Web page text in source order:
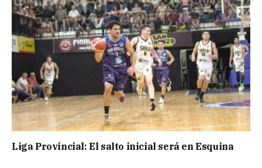
Liga Provincial: El salto inicial será en Esquina